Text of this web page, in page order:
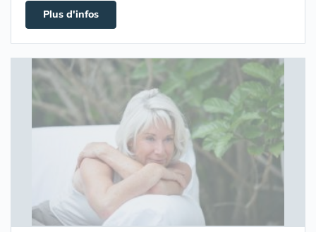
Plus d'infos